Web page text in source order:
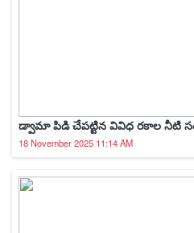
డ్వామా పిడి చేపట్టిన వివిధ రకాల నీటి
18 November 2025 11:14 AM